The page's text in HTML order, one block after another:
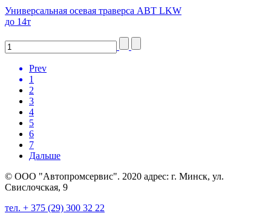
Универсальная осевая траверса ABT LKW
до 14т
Prev
1
2
3
4
5
6
7
Дальше
© ООО "Автопромсервис". 2020 адрес: г. Минск, ул.
Свислочская, 9
тел. + 375 (29) 300 32 22